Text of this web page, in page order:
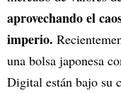
aprovechando el
imperio.
una bolsa japonesa
Digital están bajo su